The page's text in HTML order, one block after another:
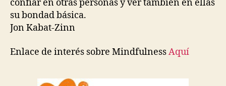
confiar en otras personas y ver también en ellas
su bondad básica.
Jon Kabat-Zinn
Enlace de interés sobre MindfulnessAquí